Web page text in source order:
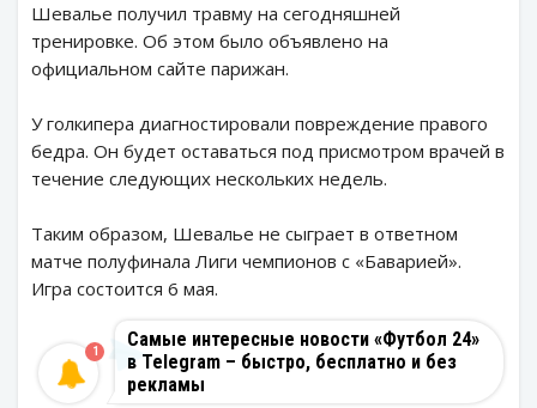
Шевалье получил травму на сегодняшней
тренировке. Об этом было объявлено на
официальном сайте парижан.
У голкипера диагностировали повреждение правого
бедра. Он будет оставаться под присмотром врачей в
течение следующих нескольких недель.
Таким образом, Шевалье не сыграет в ответном
матче полуфинала Лиги чемпионов с «Баварией».
Игра состоится 6 мая.
Самые интересные новости «Футбол 24»
в Telegram – быстро, бесплатно и без
рекламы
1